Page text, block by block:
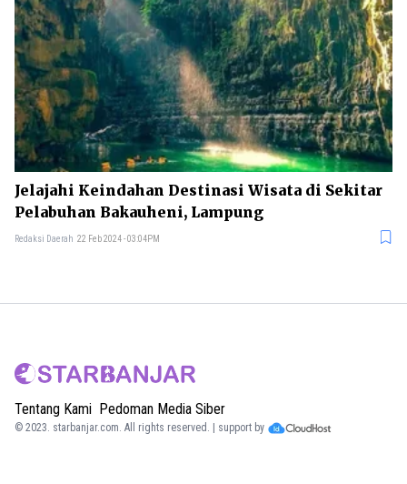
Jelajahi Keindahan Destinasi Wisata di Sekitar
Pelabuhan Bakauheni, Lampung
Redaksi Daerah 22 Feb 2024 - 03:04PM
Tentang Kami Pedoman Media Siber
© 2023. starbanjar.com. All rights reserved. | support by